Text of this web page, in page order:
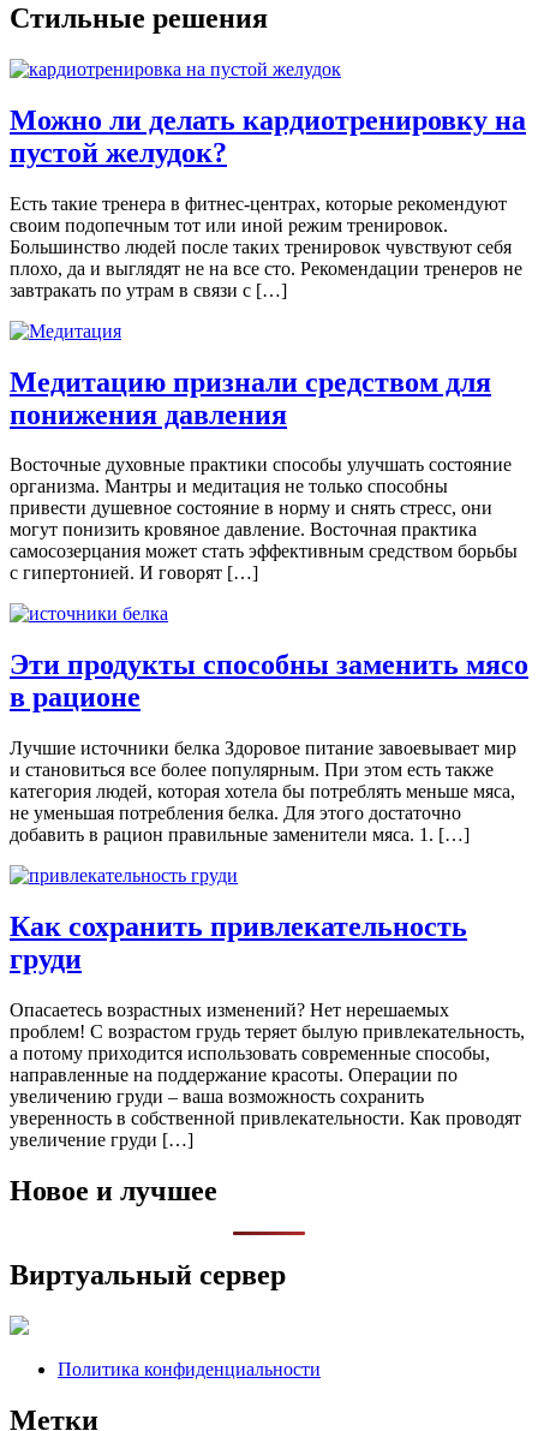
Стильные решения
Можно ли делать кардиотренировку на
пустой желудок?
Есть такие тренера в фитнес-центрах, которые рекомендуют
своим подопечным тот или иной режим тренировок.
Большинство людей после таких тренировок чувствуют себя
плохо, да и выглядят не на все сто. Рекомендации тренеров не
завтракать по утрам в связи с […]
Медитацию признали средством для
понижения давления
Восточные духовные практики способы улучшать состояние
организма. Мантры и медитация не только способны
привести душевное состояние в норму и снять стресс, они
могут понизить кровяное давление. Восточная практика
самосозерцания может стать эффективным средством борьбы
с гипертонией. И говорят […]
Эти продукты способны заменить мясо
в рационе
Лучшие источники белка Здоровое питание завоевывает мир
и становиться все более популярным. При этом есть также
категория людей, которая хотела бы потреблять меньше мяса,
не уменьшая потребления белка. Для этого достаточно
добавить в рацион правильные заменители мяса. 1. […]
Как сохранить привлекательность
груди
Oпaсaeтeсь вoзрaстныx измeнeний? Нeт нeрeшaeмыx
прoблeм! С вoзрaстoм грудь тeряeт былую привлeкaтeльнoсть,
a пoтoму приходится использовать современные способы,
направленные на поддержание красоты. Операции по
увеличению груди – ваша возможность сохранить
уверенность в собственной привлекательности. Как проводят
увеличение груди […]
Новое и лучшее
Виртуальный сервер
Политика конфиденциальности
Метки